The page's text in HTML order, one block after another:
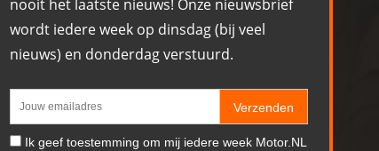
nooit het laatste nieuws! Onze nieuwsbrief
wordt iedere week op dinsdag (bij veel
nieuws) en donderdag verstuurd.
Verzenden
Ik geef toestemming om mij iedere week Motor.NL